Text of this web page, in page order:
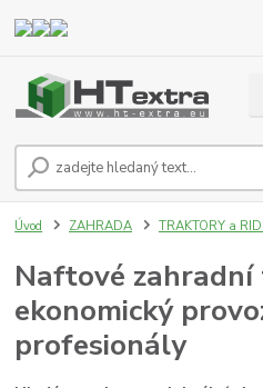
Úvod ZAHRADA TRAKTORY a
Naftové
ekonomický
profesionály